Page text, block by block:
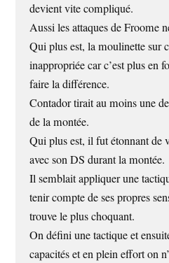
devient vite compliqué.
Aussi les attaques de Froome
Qui plus est, la moulinette sur
inappropriée car c’est plus en
faire la différence.
Contador tirait au moins une
de la montée.
Qui plus est, il fut étonnant de
avec son DS durant la montée.
Il semblait appliquer une
tenir compte de ses propres
trouve le plus choquant.
On défini une tactique et
capacités et en plein effort on